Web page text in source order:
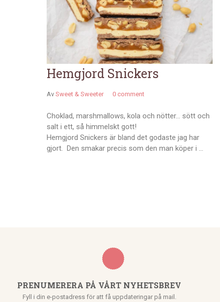
Hemgjord Snickers
Av Sweet & Sweeter 0 comment
Choklad, marshmallows, kola och nötter… sött och
salt i ett, så himmelskt gott!
Hemgjord Snickers är bland det godaste jag har
gjort. Den smakar precis som den man köper i …
PRENUMERERA PÅ VÅRT NYHETSBREV
Fyll i din e-postadress för att få uppdateringar på mail.